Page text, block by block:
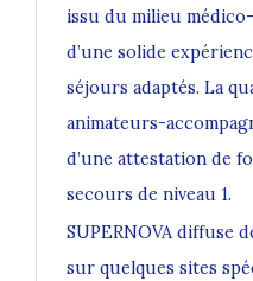
issu du milieu
d’une solide
séjours adaptés. La
animateurs-
d’une attestation de
secours de niveau 1.
SUPERNOVA diffuse
sur quelques sites